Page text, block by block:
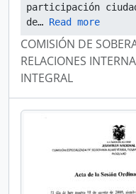
participación
de… Read more
COMISIÓN DE
RELACIONES
INTEGRAL